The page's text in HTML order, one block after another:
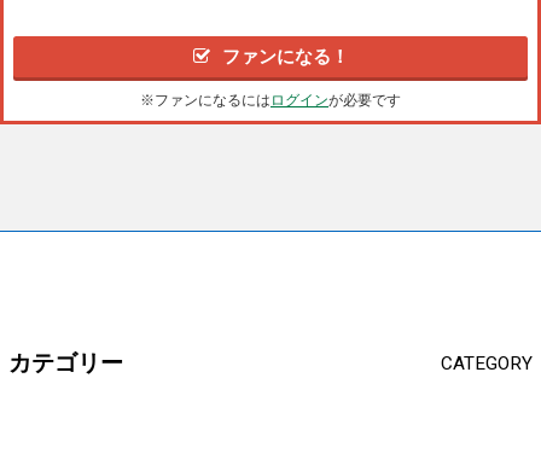
ファンになる！
※ファンになるには ログインが必要です
カテゴリー CATEGORY